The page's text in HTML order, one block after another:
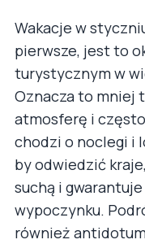
Wakacje w
pierwsze, jest to
turystycznym w
Oznacza to mniej
atmosferę i
chodzi o noclegi i
by odwiedzić
suchą i
wypoczynku.
również